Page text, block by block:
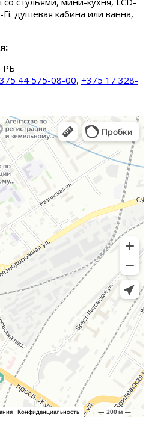
душевая кабина или ванна,
РБ
44 575-08-00, +375 17 328-